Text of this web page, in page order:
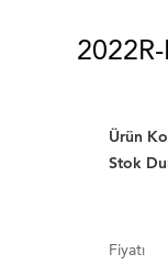
Ürün
Stok
Fiyatı